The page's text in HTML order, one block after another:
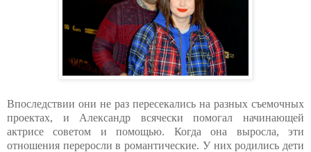
Впоследствии они не раз пересекались на разных съемочных
проектах, и Александр всячески помогал начинающей
актрисе советом и помощью. Когда она выросла, эти
отношения переросли в романтические. У них родились дети